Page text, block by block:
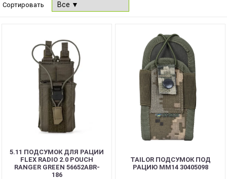
Сортировать
5.11 ПОДСУМОК ДЛЯ РАЦИИ
FLEX RADIO 2.0 POUCH
RANGER GREEN 56652ABR-
186
TAILOR ПОДСУМОК ПОД
РАЦИЮ MM14 30405098